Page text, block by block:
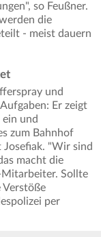
so Feußner.
die
- meist dauern
und
Er zeigt
und
zum Bahnhof
Josefiak. "Wir sind
macht die
Mitarbeiter. Sollte
Verstöße
per